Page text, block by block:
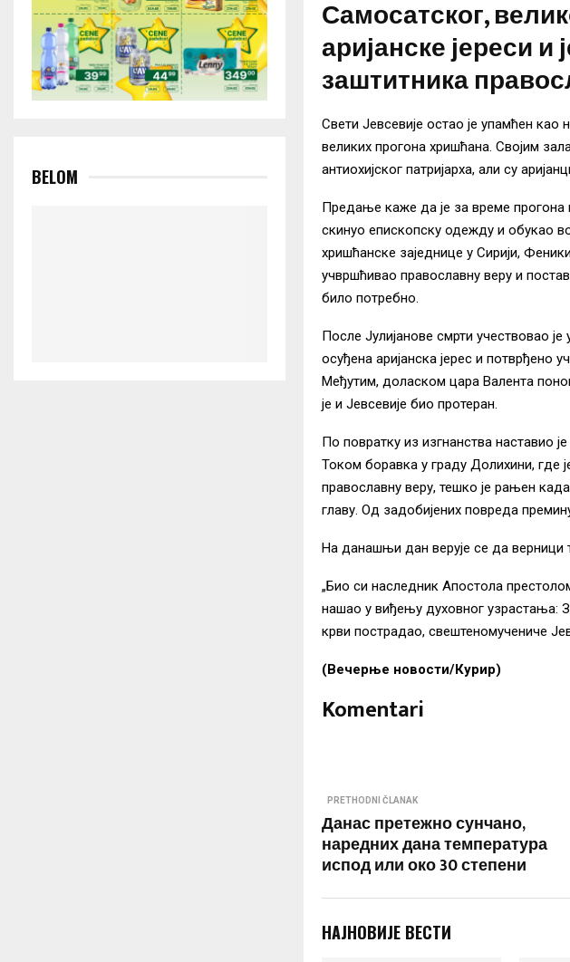
Самосатског,
аријанске јереси и
заштитника
Свети Јевсевије остао је упамћен
великих прогона хришћана. Својим
антиохијског патријарха, али су
Предање каже да је за време прогона
скинуо епископску одежду и обукао
хришћанске заједнице у Сирији,
учвршћивао православну веру и
било потребно.
После Јулијанове смрти учествовао
осуђена аријанска јерес и
Међутим, доласком цара Валента
је и Јевсевије био протеран.
По повратку из изгнанства наставио
Током боравка у граду Долихини, где
православну веру, тешко је рањен
главу. Од задобијених повреда
На данашњи дан верује се да верници
„Био си наследник Апостола
нашао у виђењу духовног узрастања:
крви пострадао, свештеномучениче
(Вечерње новости/Курир)
Komentari
PRETHODNI ČLANAK
Данас претежно сунчано,
наредних дана температура
испод или око 30 степени
НАЈНОВИЈЕ ВЕСТИ
BELOM